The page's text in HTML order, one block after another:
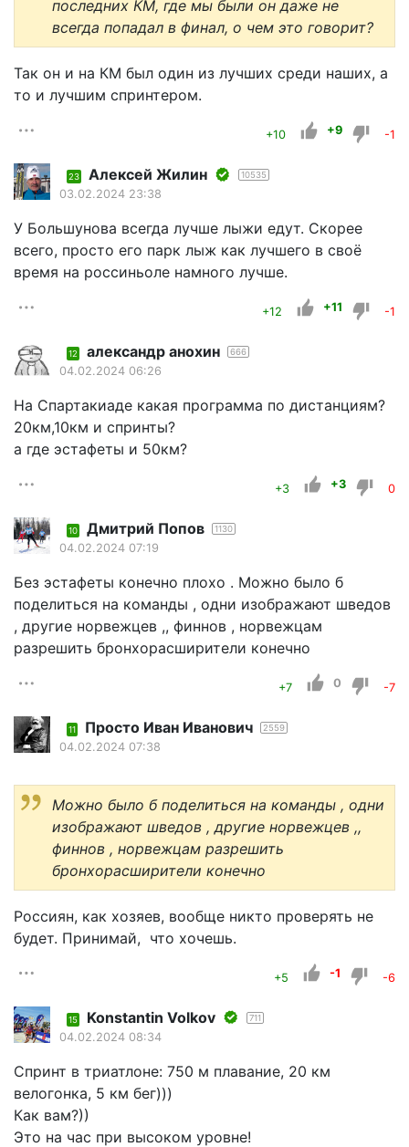
последних КМ, где мы были он даже не
всегда попадал в финал, о чем это говорит?
Так он и на КМ был один из лучших среди наших, а
то и лучшим спринтером.
+10 +9 -1
23 Алексей Жилин 10535
03.02.2024 23:38
У Большунова всегда лучше лыжи едут. Скорее
всего, просто его парк лыж как лучшего в своё
время на россиньоле намного лучше.
+12 +11 -1
12 александр анохин 666
04.02.2024 06:26
На Спартакиаде какая программа по дистанциям?
20км,10км и спринты?
а где эстафеты и 50км?
+3 +3 0
10 Дмитрий Попов 1130
04.02.2024 07:19
Без эстафеты конечно плохо . Можно было б
поделиться на команды , одни изображают шведов
, другие норвежцев ,, финнов , норвежцам
разрешить бронхорасширители конечно
+7 0 -7
11 Просто Иван Иванович 2559
04.02.2024 07:38
Можно было б поделиться на команды , одни
изображают шведов , другие норвежцев ,,
финнов , норвежцам разрешить
бронхорасширители конечно
Россиян, как хозяев, вообще никто проверять не
будет. Принимай, что хочешь.
+5 -1 -6
15 Konstantin Volkov 711
04.02.2024 08:34
Спринт в триатлоне: 750 м плавание, 20 км
велогонка, 5 км бег)))
Как вам?))
Это на час при высоком уровне!